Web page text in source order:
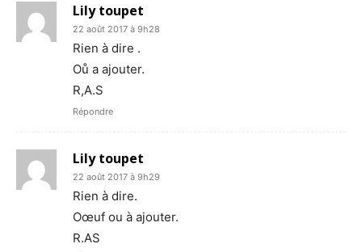
Lily toupet
22 août 2017 à 9h28
Rien à dire .
Oů a ajouter.
R,A.S
Répondre
Lily toupet
22 août 2017 à 9h29
Rien à dire.
Oœuf ou à ajouter.
R.AS